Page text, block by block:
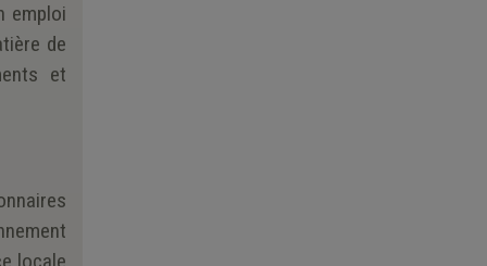
emploi
de
et